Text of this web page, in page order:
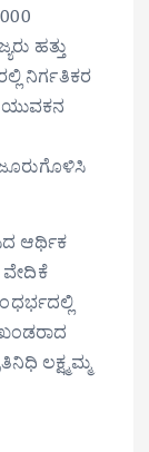
ಹತ್ತು
ನಿರ್ಗತಿಕರ
ಯುವಕನ
ಆರ್ಥಿಕ
ವೇದಿಕೆ
ಲಕ್ಷ್ಮಮ್ಮ